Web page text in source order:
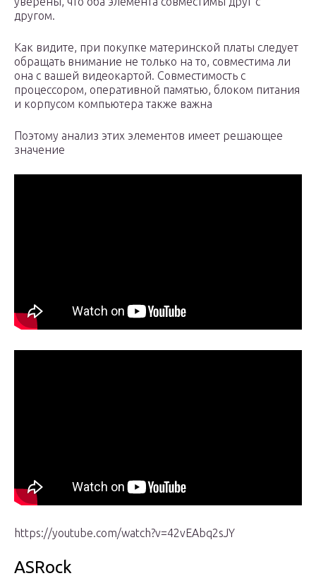
другом.
Как видите, при покупке материнской платы следует
обращать внимание не только на то, совместима ли
она с вашей видеокартой. Совместимость с
процессором, оперативной памятью, блоком питания
и корпусом компьютера также важна
Поэтому анализ этих элементов имеет решающее
значение
https://youtube.com/watch?v=42vEAbq2sJY
ASRock